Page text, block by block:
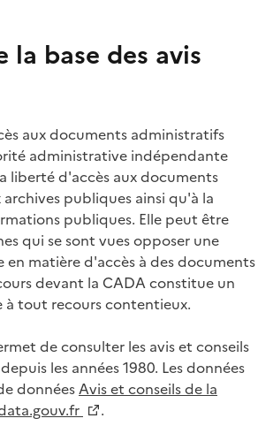
la base des avis
aux documents administratifs
administrative indépendante
liberté d'accès aux documents
publiques ainsi qu'à la
publiques. Elle peut être
qui se sont vues opposer une
matière d'accès à des documents
devant la CADA constitue un
à tout recours contentieux.
de consulter les avis et conseils
les années 1980. Les données
donnéesAvis et conseils de la
.